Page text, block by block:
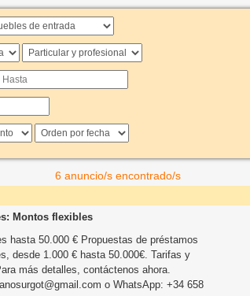
6 anuncio/s encontrado/s
Montos flexibles
hasta 50.000 € Propuestas de préstamos
desde 1.000 € hasta 50.000€. Tarifas y
más detalles, contáctenos ahora.
o WhatsApp: +34 658